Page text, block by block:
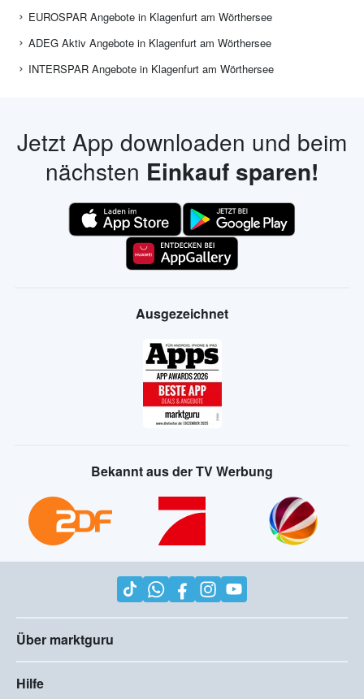
EUROSPAR Angebote in Klagenfurt am Wörthersee
ADEG Aktiv Angebote in Klagenfurt am Wörthersee
INTERSPAR Angebote in Klagenfurt am Wörthersee
Jetzt App downloaden und beim
nächsten Einkauf sparen!
Ausgezeichnet
Bekannt aus der TV Werbung
Über marktguru
Hilfe